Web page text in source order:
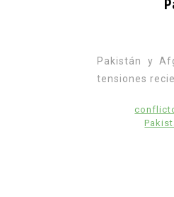
Pakistán y
tensiones